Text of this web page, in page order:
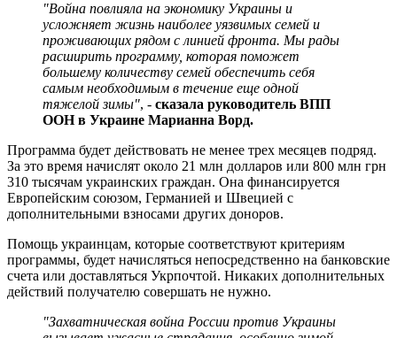
"Война повлияла на экономику Украины и
усложняет жизнь наиболее уязвимых семей и
проживающих рядом с линией фронта. Мы рады
расширить программу, которая поможет
большему количеству семей обеспечить себя
самым необходимым в течение еще одной
тяжелой зимы", - сказала руководитель ВПП
ООН в Украине Марианна Ворд.
Программа будет действовать не менее трех месяцев подряд.
За это время начислят около 21 млн долларов или 800 млн грн
310 тысячам украинских граждан. Она финансируется
Европейским союзом, Германией и Швецией с
дополнительными взносами других доноров.
Помощь украинцам, которые соответствуют критериям
программы, будет начисляться непосредственно на банковские
счета или доставляться Укрпочтой. Никаких дополнительных
действий получателю совершать не нужно.
"Захватническая война России против Украины